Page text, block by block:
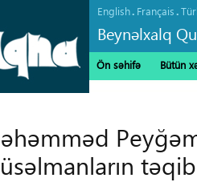
English. Français.
Beynəlxalq
Ön səhifə Bütün